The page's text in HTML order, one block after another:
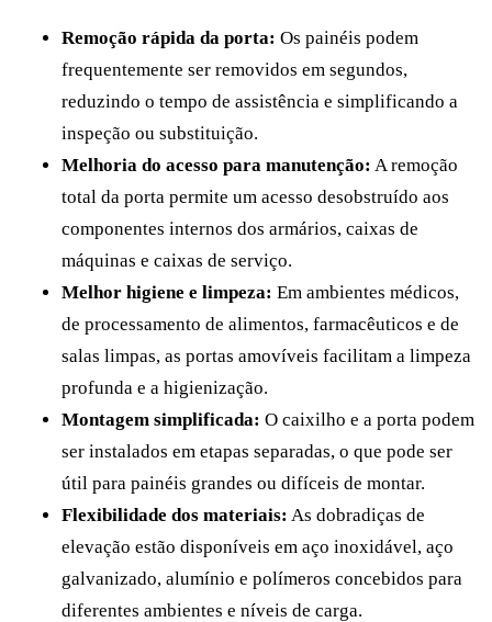
Remoção rápida da porta: Os painéis podem
frequentemente ser removidos em segundos,
reduzindo o tempo de assistência e simplificando a
inspeção ou substituição.
Melhoria do acesso para manutenção: A remoção
total da porta permite um acesso desobstruído aos
componentes internos dos armários, caixas de
máquinas e caixas de serviço.
Melhor higiene e limpeza: Em ambientes médicos,
de processamento de alimentos, farmacêuticos e de
salas limpas, as portas amovíveis facilitam a limpeza
profunda e a higienização.
Montagem simplificada: O caixilho e a porta podem
ser instalados em etapas separadas, o que pode ser
útil para painéis grandes ou difíceis de montar.
Flexibilidade dos materiais: As dobradiças de
elevação estão disponíveis em aço inoxidável, aço
galvanizado, alumínio e polímeros concebidos para
diferentes ambientes e níveis de carga.